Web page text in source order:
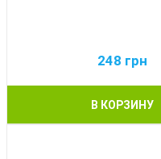
248 грн
В КОРЗИНУ